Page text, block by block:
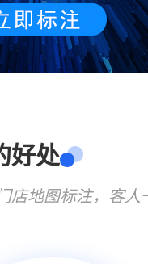
好处
店地图标注，客人